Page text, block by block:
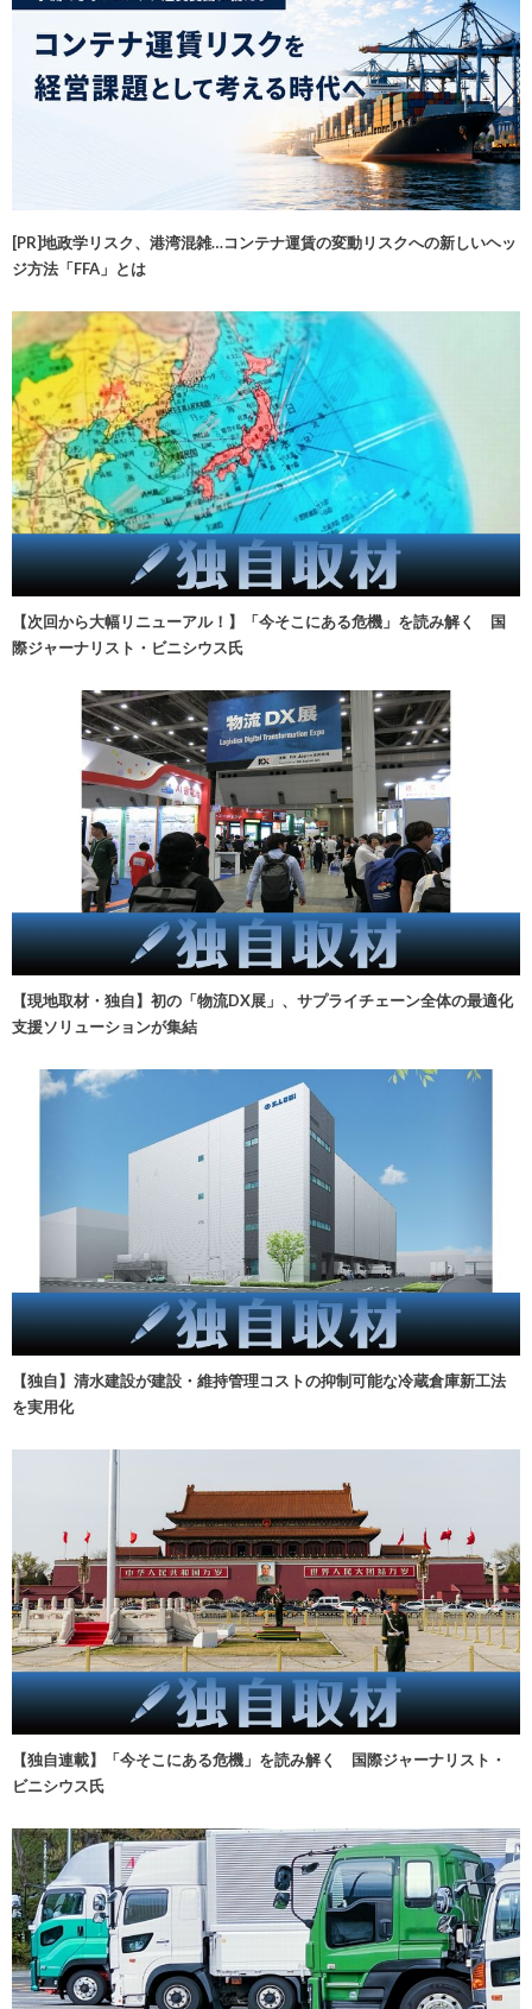
[PR]地政学リスク、港湾混雑…コンテナ運賃の変動リスクへの新しいヘッ
ジ方法「FFA」とは
【次回から大幅リニューアル！】「今そこにある危機」を読み解く 国
際ジャーナリスト・ビニシウス氏
【現地取材・独自】初の「物流DX展」、サプライチェーン全体の最適化
支援ソリューションが集結
【独自】清水建設が建設・維持管理コストの抑制可能な冷蔵倉庫新工法
を実用化
【独自連載】「今そこにある危機」を読み解く 国際ジャーナリスト・
ビニシウス氏